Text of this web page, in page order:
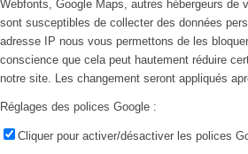
Webfonts, Google Maps, autres hébergeurs de
sont susceptibles de collecter des données
adresse IP nous vous permettons de les
conscience que cela peut hautement réduire
notre site. Les changement seront appliqués
Réglages des polices Google :
Cliquer pour activer/désactiver les polices